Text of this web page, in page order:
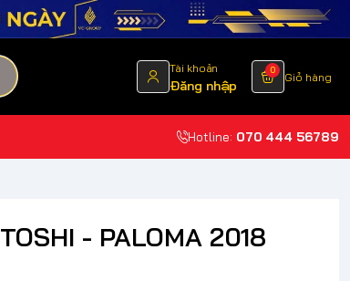
Tài khoản
Đăng nhập
0
Giỏ hàng
Hotline: 070 444 56789
- PALOMA 2018